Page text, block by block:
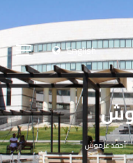
English
أحمد عرموش